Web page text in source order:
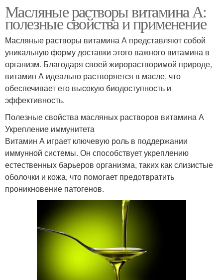
Масляные растворы витамина А:
полезные свойства и применение
Масляные растворы витамина А представляют собой
уникальную форму доставки этого важного витамина в
организм. Благодаря своей жирорастворимой природе,
витамин А идеально растворяется в масле, что
обеспечивает его высокую биодоступность и
эффективность.
Полезные свойства масляных растворов витамина А
Укрепление иммунитета
Витамин А играет ключевую роль в поддержании
иммунной системы. Он способствует укреплению
естественных барьеров организма, таких как слизистые
оболочки и кожа, что помогает предотвратить
проникновение патогенов.